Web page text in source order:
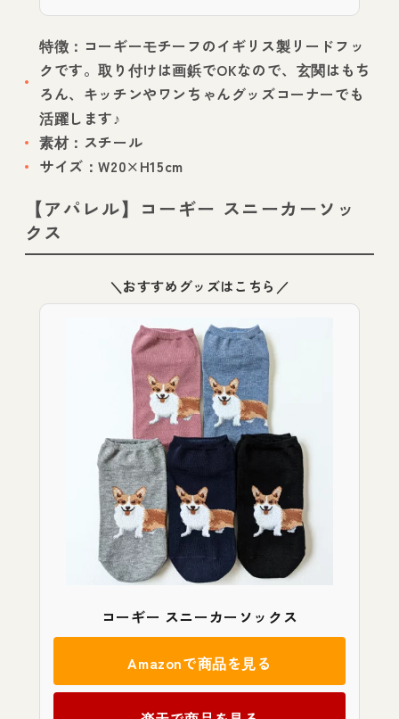
特徴：コーギーモチーフのイギリス製リードフッ
クです。取り付けは画鋲でOKなので、玄関はもち
ろん、キッチンやワンちゃんグッズコーナーでも
活躍します♪
素材：スチール
サイズ：W20×H15cm
【アパレル】コーギー スニーカーソッ
クス
＼おすすめグッズはこちら／
コーギー スニーカーソックス
Amazonで商品を見る